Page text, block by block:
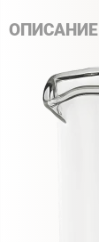
ОПИСАНИЕ